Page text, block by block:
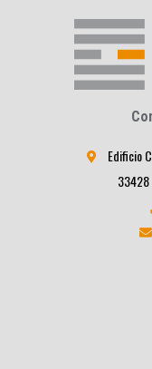
Edificio
33428